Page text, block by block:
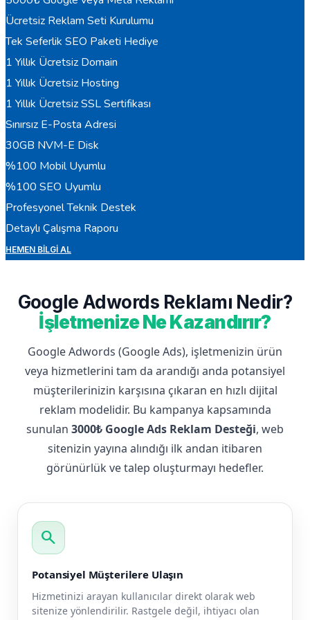
Ücretsiz Reklam Seti Kurulumu
Tek Seferlik SEO Paketi Hediye
1 Yıllık Ücretsiz Domain
1 Yıllık Ücretsiz Hosting
1 Yıllık Ücretsiz SSL Sertifikası
Sınırsız E-Posta Adresi
30GB NVM-E Disk
%100 Mobil Uyumlu
%100 SEO Uyumlu
Profesyonel Teknik Destek
Detaylı Çalışma Raporu
HEMEN BILGI AL
Google Adwords Reklamı Nedir?
İşletmenize Ne Kazandırır?
Google Adwords (Google Ads), işletmenizin ürün
veya hizmetlerini tam da arandığı anda potansiyel
müşterilerinizin karşısına çıkaran en hızlı dijital
reklam modelidir. Bu kampanya kapsamında
sunulan 3000₺ Google Ads Reklam Desteği, web
sitenizin yayına alındığı ilk andan itibaren
görünürlük ve talep oluşturmayı hedefler.
search
Potansiyel Müşterilere Ulaşın
Hizmetinizi arayan kullanıcılar direkt olarak web
sitenize yönlendirilir. Rastgele değil, ihtiyacı olan